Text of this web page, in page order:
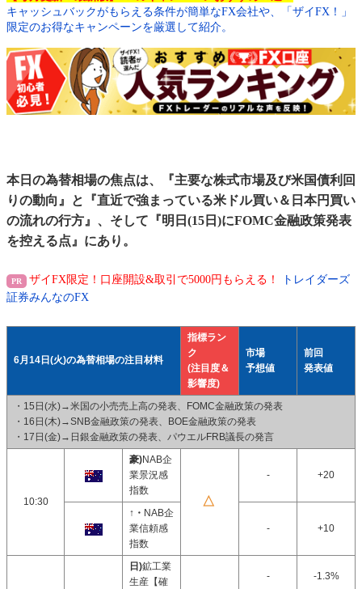
キャッシュバックがもらえる条件が簡単なFX会社や、「ザイFX！」
限定のお得なキャンペーンを厳選して紹介。
本日の為替相場の焦点は、『主要な株式市場及び米国債利回
りの動向』と『直近で強まっている米ドル買い＆日本円買い
の流れの行方』、そして『明日(15日)にFOMC金融政策発表
を控える点』にあり。
ザイFX限定！口座開設&取引で5000円もらえる！
トレイダーズ
証券みんなのFX
6月14日(火)の為替相場の注目材料
指標ラン
ク
(注目度＆
影響度)
市場
予想値
前回
発表値
・15日(水)→米国の小売売上高の発表、FOMC金融政策の発表
・16日(木)→SNB金融政策の発表、BOE金融政策の発表
・17日(金)→日銀金融政策の発表、パウエルFRB議長の発言
10:30
豪)NAB企
業景況感
指数
- +20
↑・ NAB企
業信頼感
指数
- +10
日)鉱工業
生産【確
- -1.3%